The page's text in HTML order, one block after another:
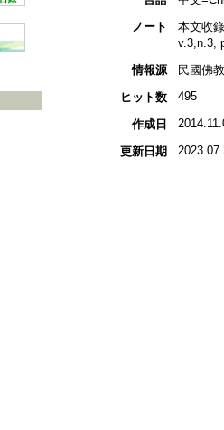
ノート
本文收
v.3,n.3,
情報源
民國佛
ヒット数
495
作成日
更新日期